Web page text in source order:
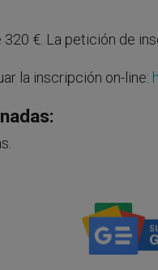
€. La petición de
la inscripción on-line: